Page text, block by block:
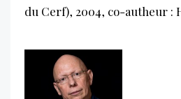
du Cerf), 2004, co-autheur :